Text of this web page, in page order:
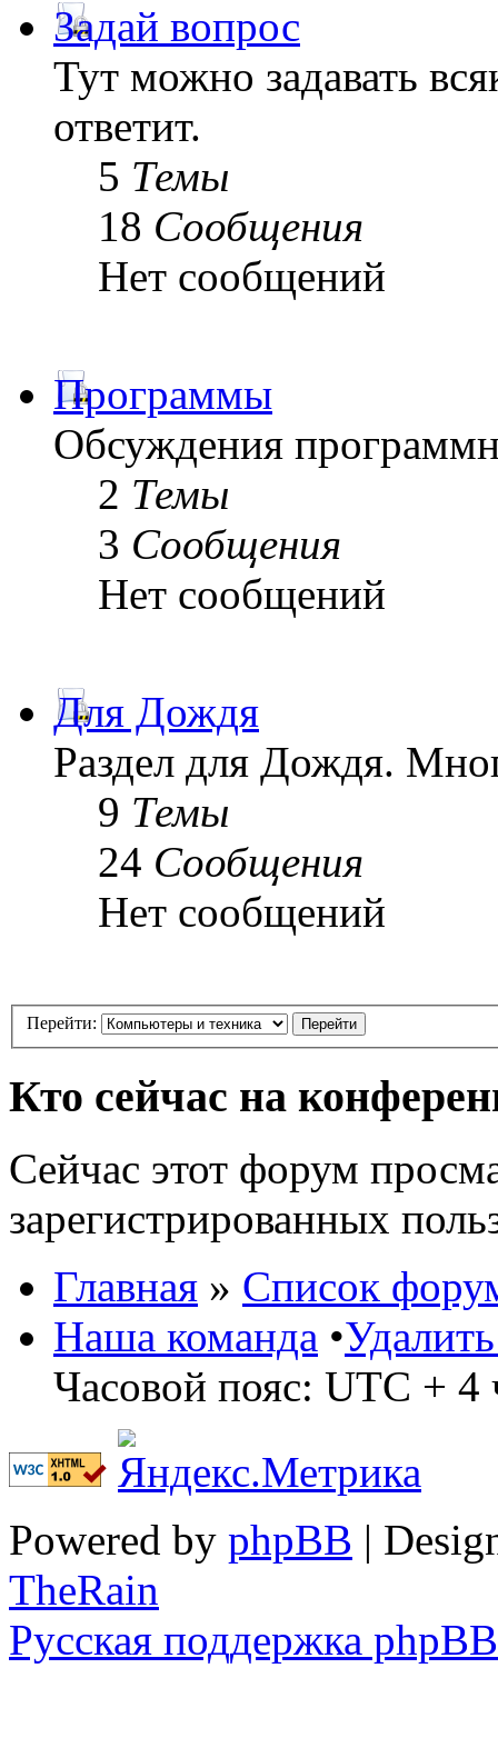
Задай вопрос
Тут можно задавать
ответит.
5 Темы
18 Сообщения
Нет сообщений
Программы
Обсуждения
2 Темы
3 Сообщения
Нет сообщений
Для Дождя
Раздел для Дождя.
9 Темы
24 Сообщения
Нет сообщений
Перейти:
Кто сейчас на
Сейчас этот форум
зарегистрированных
Главная » Список
Наша команда •
Часовой пояс: UTC + 4
Powered by phpBB |
TheRain
Русская поддержка phpBB